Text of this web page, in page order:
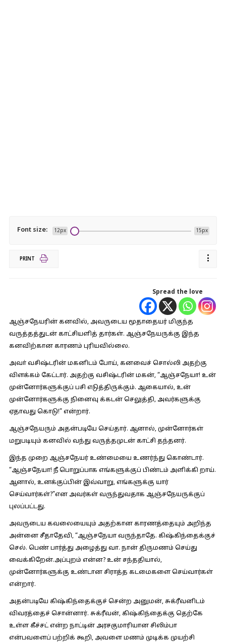
Font size: 12px 15px
PRINT
Spread the love
ஆஞ்சநேயரின் கனவில், அவருடைய மூதாதையர் மிகுந்த
வருத்தத்துடன் காட்சியளித் தார்கள். ஆஞ்சநேயருக்கு இந்த
கனவிற்கான காரணம் புரியவில்லை.
அவா் வசிஷ்டரின் மகனிடம் போய், கனவைச் சொல்லி அதற்கு
விளக்கம் கேட்டார். அதற்கு வசிஷ்டரின் மகன், “ஆஞ்சநேயா! உன்
முன்னோர்களுக்குப் பசி எடுத்திருக்கும். ஆகையால், உன்
முன்னோர்களுக்கு நினைவு க்கடன் செலுத்தி, அவர்களுக்கு
ஏதாவது கொடு!” என்றார்.
ஆஞ்சநேயரும் அதன்படியே செய்தார். ஆனால், முன்னோர்கள்
மறுபடியும் கனவில் வந்து வருத்தமுடன் காட்சி தந்தனர்.
இந்த முறை ஆஞ்சநேயர் உண்மையை உணர்ந்து கொண்டார்.
“ஆஞ்சநேயா! நீ பொறுப்பாக எங்களுக்குப் பிண்டம் அளிக்கி றாய்.
ஆனால், உனக்குப்பின் இவ்வாறு, எங்களுக்கு யார்
செய்வார்கள்?”என அவர்கள் வருந்துவதாக ஆஞ்சநேயருக்குப்
புலப்பட்டது.
அவருடைய கவலையையும் அதற்கான காரணத்தையும் அறிந்த
அன்னை சீதாதேவி, “ஆஞ்சநேயா வருந்தாதே. கிஷ்கிந்தைக்குச்
செல். பெண் பார்த்து அழைத்து வா. நான் திருமணம் செய்து
வைக்கிறேன்.அப்புறம் என்ன? உன் சந்ததியால்,
முன்னோர்களுக்கு உண்டான சிராத்த கடமைகளை செய்வார்கள்
என்றார்.
அதன்படியே கிஷ்கிந்தைக்குச் சென்ற அனுமன், சுக்ரீவனிடம்
விவரத்தைச் சொன்னார். சுக்ரீவன், கிஷ்கிந்தைக்கு தெற்கே
உள்ள கீச்சட் என்ற நாட்டின் அரசகுமாரியான சிலிம்பா
என்பவளைப் பற்றிக் கூறி, அவளை மணம் முடிக்க முயற்சி